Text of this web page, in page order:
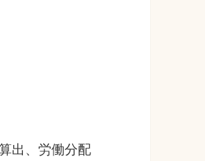
出、労働分配